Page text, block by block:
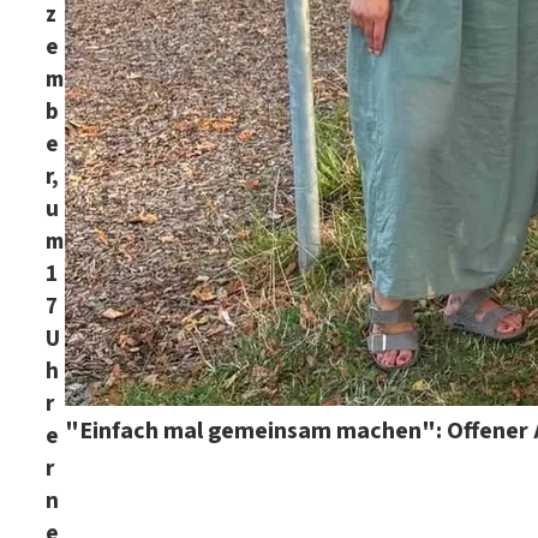
z
e
m
b
e
r,
u
m
1
7
U
h
r
e
r
n
"Einfach mal gemeinsam machen":